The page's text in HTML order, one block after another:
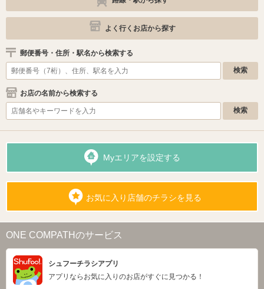
よく行くお店から探す
郵便番号・住所・駅名から検索する
お店の名前から検索する
Myエリアを設定する
お気に入り店舗のチラシを見る
ONE COMPATHのサービス
シュフーチラシアプリ
アプリならお気に入りのお店がすぐに見つかる！